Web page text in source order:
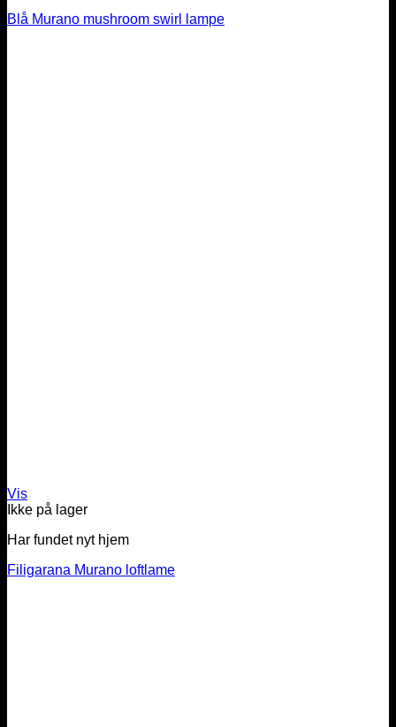
Blå Murano mushroom swirl lampe
Vis
Ikke på lager
Har fundet nyt hjem
Filigarana Murano loftlame